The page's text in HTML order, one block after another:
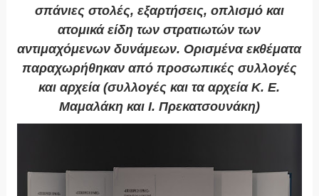
σπάνιες στολές, εξαρτήσεις, οπλισμό και
ατομικά είδη των στρατιωτών των
αντιμαχόμενων δυνάμεων. Ορισμένα εκθέματα
παραχωρήθηκαν από προσωπικές συλλογές
και αρχεία (συλλογές και τα αρχεία Κ. Ε.
Μαμαλάκη και Ι. Πρεκατσουνάκη)